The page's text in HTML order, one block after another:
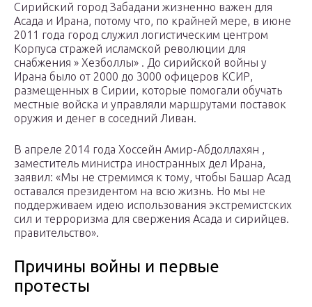
Сирийский город Забадани жизненно важен для
Асада и Ирана, потому что, по крайней мере, в июне
2011 года город служил логистическим центром
Корпуса стражей исламской революции для
снабжения » Хезболлы» . До сирийской войны у
Ирана было от 2000 до 3000 офицеров КСИР,
размещенных в Сирии, которые помогали обучать
местные войска и управляли маршрутами поставок
оружия и денег в соседний Ливан.
В апреле 2014 года Хоссейн Амир-Абдоллахян ,
заместитель министра иностранных дел Ирана,
заявил: «Мы не стремимся к тому, чтобы Башар Асад
оставался президентом на всю жизнь. Но мы не
поддерживаем идею использования экстремистских
сил и терроризма для свержения Асада и сирийцев.
правительство».
Причины войны и первые
протесты